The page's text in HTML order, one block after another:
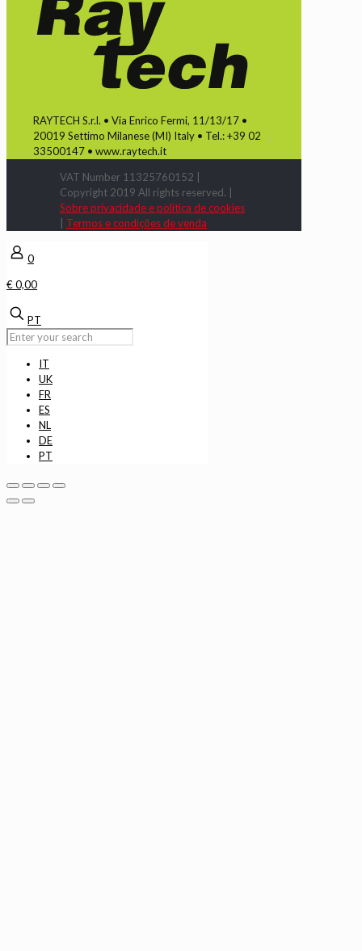
RAYTECH S.r.l. • Via Enrico Fermi, 11/13/17 •
20019 Settimo Milanese (MI) Italy • Tel.: +39 02
33500147 • www.raytech.it
VAT Number 11325760152 |
Copyright 2019 All rights reserved. |
Sobre privacidade e política de cookies
| Termos e condições de venda
0
€ 0,00
PT
IT
UK
FR
ES
NL
DE
PT